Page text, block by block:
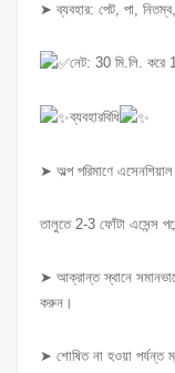
➤ ব্যবহার: পেট, পা,
নেট: 30 মি.লি. করে
ব্যবহারবিধি
➤ অল্প পরিমাণে
তালুতে 2-3 ফোঁটা এসেন্স
➤ আক্রান্ত স্থানে
করুন।
➤ শোষিত না হওয়া পর্যন্ত